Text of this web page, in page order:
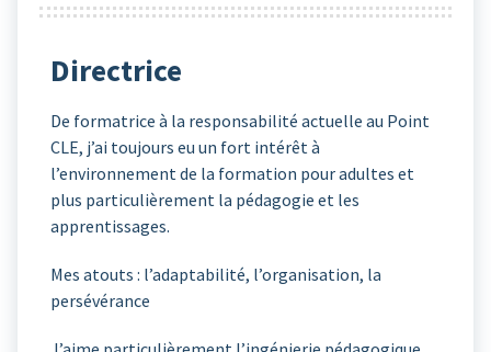
Directrice
De formatrice à la responsabilité actuelle au Point
CLE, j’ai toujours eu un fort intérêt à
l’environnement de la formation pour adultes et
plus particulièrement la pédagogie et les
apprentissages.
Mes atouts : l’adaptabilité, l’organisation, la
persévérance